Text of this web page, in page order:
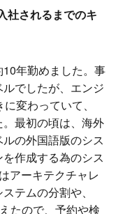
されるまでのキ
年勤めました。事
でしたが、エンジ
変わっていて、
最初の頃は、海外
の外国語版のシス
作成する為のシス
アーキテクチャレ
テムの分割や、
たので、予約や検